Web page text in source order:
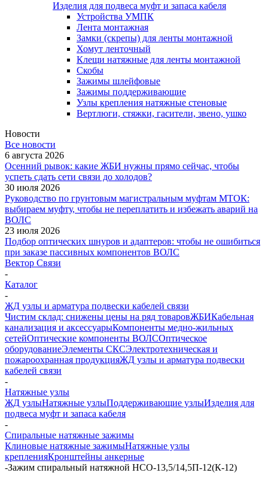
Изделия для подвеса муфт и запаса кабеля
Устройства УМПК
Лента монтажная
Замки (скрепы) для ленты монтажной
Хомут ленточный
Клещи натяжные для ленты монтажной
Скобы
Зажимы шлейфовые
Зажимы поддерживающие
Узлы крепления натяжные стеновые
Вертлюги, стяжки, гасители, звено, ушко
Новости
Все новости
6 августа 2026
Осенний рывок: какие ЖБИ нужны прямо сейчас, чтобы
успеть сдать сети связи до холодов?
30 июля 2026
Руководство по грунтовым магистральным муфтам МТОК:
выбираем муфту, чтобы не переплатить и избежать аварий на
ВОЛС
23 июля 2026
Подбор оптических шнуров и адаптеров: чтобы не ошибиться
при заказе пассивных компонентов ВОЛС
Вектор Связи
-
Каталог
-
ЖД узлы и арматура подвески кабелей связи
Чистим склад: снижены цены на ряд товаровЖБИКабельная
канализация и аксессуарыКомпоненты медно-жильных
сетейОптические компоненты ВОЛСОптическое
оборудованиеЭлементы СКСЭлектротехническая и
пожароохранная продукцияЖД узлы и арматура подвески
кабелей связи
-
Натяжные узлы
ЖД узлыНатяжные узлыПоддерживающие узлыИзделия для
подвеса муфт и запаса кабеля
-
Спиральные натяжные зажимы
Клиновые натяжные зажимыНатяжные узлы
крепленияКронштейны анкерные
-Зажим спиральный натяжной НСО-13,5/14,5П-12(К-12)